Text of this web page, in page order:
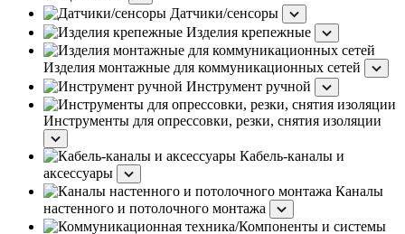
Датчики/сенсоры
Изделия крепежные
Изделия монтажные для коммуникационных сетей
Инструмент ручной
Инструменты для опрессовки, резки, снятия изоляции
Кабель-каналы и
аксессуары
Каналы
настенного и потолочного монтажа